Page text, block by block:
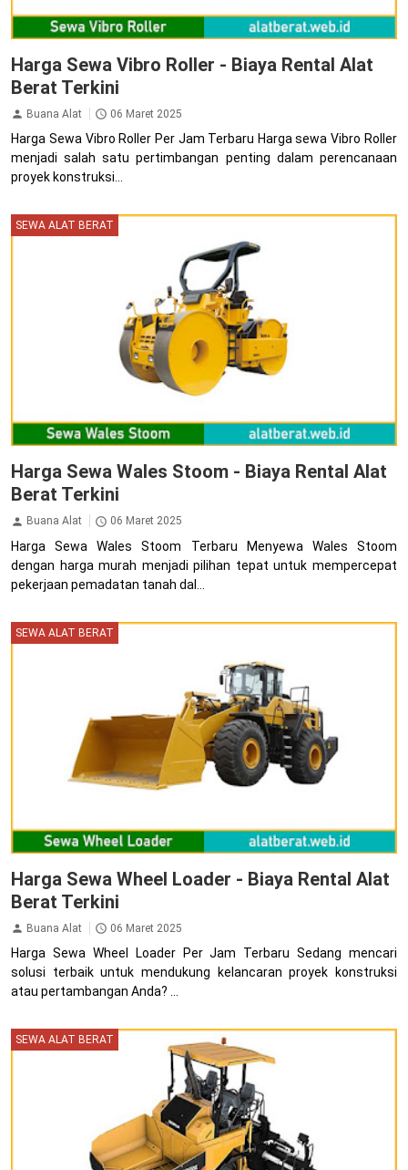
Harga Sewa Vibro Roller - Biaya Rental Alat
Berat Terkini
Buana Alat 06 Maret 2025
Harga Sewa Vibro Roller Per Jam Terbaru Harga sewa Vibro Roller
menjadi salah satu pertimbangan penting dalam perencanaan
proyek konstruksi...
SEWA ALAT BERAT
Harga Sewa Wales Stoom - Biaya Rental Alat
Berat Terkini
Buana Alat 06 Maret 2025
Harga Sewa Wales Stoom Terbaru Menyewa Wales Stoom
dengan harga murah menjadi pilihan tepat untuk mempercepat
pekerjaan pemadatan tanah dal...
SEWA ALAT BERAT
Harga Sewa Wheel Loader - Biaya Rental Alat
Berat Terkini
Buana Alat 06 Maret 2025
Harga Sewa Wheel Loader Per Jam Terbaru Sedang mencari
solusi terbaik untuk mendukung kelancaran proyek konstruksi
atau pertambangan Anda? ...
SEWA ALAT BERAT